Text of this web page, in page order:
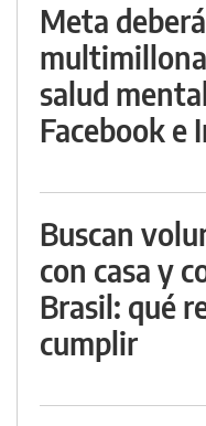
Meta
salud
Facebook e
Buscan
con casa y
Brasil: qué
cumplir